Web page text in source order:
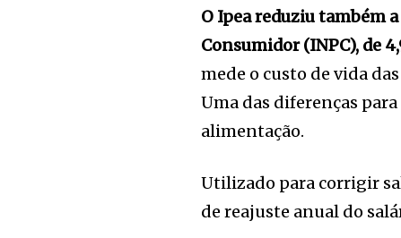
O Ipea reduziu também
Consumidor (INPC), de
mede o custo de vida
Uma das diferenças
alimentação.
Utilizado para corrigir
de reajuste anual do